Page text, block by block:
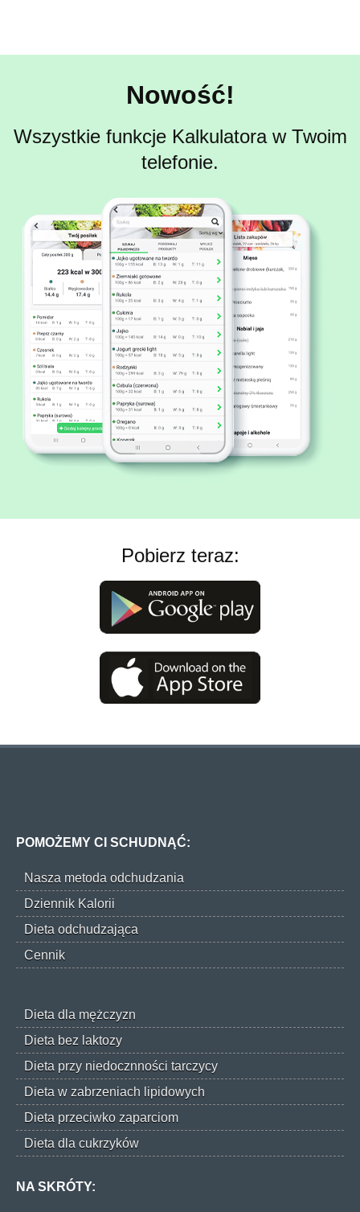
Nowość!
Wszystkie funkcje Kalkulatora w Twoim
telefonie.
Pobierz teraz:
POMOŻEMY CI SCHUDNĄĆ:
Nasza metoda odchudzania
Dziennik Kalorii
Dieta odchudzająca
Cennik
Dieta dla mężczyzn
Dieta bez laktozy
Dieta przy niedocznności tarczycy
Dieta w zabrzeniach lipidowych
Dieta przeciwko zaparciom
Dieta dla cukrzyków
NA SKRÓTY: